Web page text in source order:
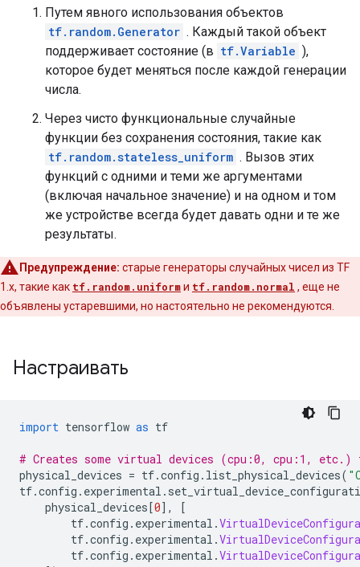
Путем явного использования объектов
tf.random.Generator . Каждый такой объект
поддерживает состояние (в tf.Variable ),
которое будет меняться после каждой генерации
числа.
Через чисто функциональные случайные
функции без сохранения состояния, такие как
tf.random.stateless_uniform . Вызов этих
функций с одними и теми же аргументами
(включая начальное значение) и на одном и том
же устройстве всегда будет давать одни и те же
результаты.
Предупреждение: старые генераторы случайных чисел из TF
1.x, такие как tf.random.uniformи tf.random.normal , еще не
объявлены устаревшими, но настоятельно не рекомендуются.
Настраивать
import tensorflow as tf
# Creates some virtual devices (cpu:0, cpu:1,
physical_devices = tf.config . list_physical_devices(
tf.config . experimental .
physical_devices[0],
[
tf.config . experimental .
tf.config . experimental .
tf.config . experimental .